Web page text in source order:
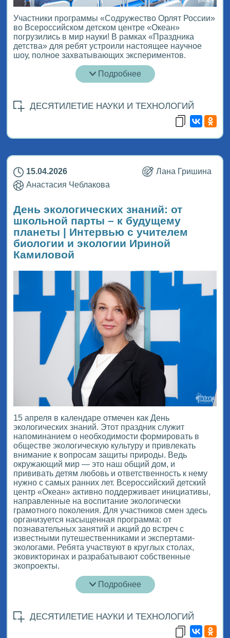
Участники программы «Содружество Орлят России»
во Всероссийском детском центре «Океан»
погрузились в мир науки! В рамках «Праздника
детства» для ребят устроили настоящее научное
шоу, полное захватывающих экспериментов.
Подробнее
ДЕСЯТИЛЕТИЕ НАУКИ И ТЕХНОЛОГИЙ
15.04.2026
Лана Гришина
Анастасия Чеблакова
День экологических знаний: от
школьной парты – к будущему
планеты | Интервью с учителем
биологии и экологии Ириной
Камиловой
15 апреля в календаре отмечен как День
экологических знаний. Этот праздник служит
напоминанием о необходимости формировать в
обществе экологическую культуру и привлекать
внимание к вопросам защиты природы. Ведь
окружающий мир — это наш общий дом, и
прививать детям любовь и ответственность к нему
нужно с самых ранних лет. Всероссийский детский
центр «Океан» активно поддерживает инициативы,
направленные на воспитание экологически
грамотного поколения. Для участников смен здесь
организуется насыщенная программа: от
познавательных занятий и акций до встреч с
известными путешественниками и экспертами-
экологами. Ребята участвуют в круглых столах,
эковикторинах и разрабатывают собственные
экопроекты.
Подробнее
ДЕСЯТИЛЕТИЕ НАУКИ И ТЕХНОЛОГИЙ